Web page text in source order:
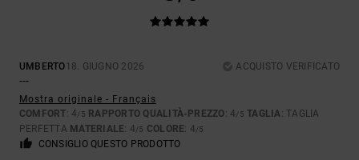
UMBERTO18. GIUGNO 2026
ACQUISTO VERIFICATO
---
Mostra originale - Français
COMFORT: 4/5 RAPPORTO QUALITÀ-PREZZO: 4/5 TAGLIA: TAGLIA
PERFETTA MATERIALE: 4/5 COLORE: 4/5
CONSIGLIO QUESTO PRODOTTO